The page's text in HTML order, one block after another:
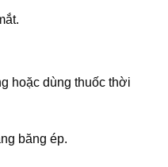
hoặc dùng thuốc thời
băng ép.